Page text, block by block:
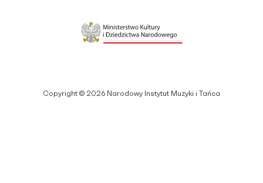
Copyright © 2026 Narodowy Instytut Muzyki i Tańca